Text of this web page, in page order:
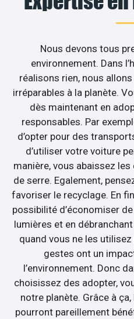
Nous devons tous
environnement. Dans
réalisons rien, nous
irréparables à la planète.
dès maintenant en
responsables. Par
d’opter pour des
d’utiliser votre voiture
manière, vous abaissez
de serre. Egalement,
favoriser le recyclage. En
possibilité d’économiser
lumières et en
quand vous ne les
gestes ont un
l’environnement. Donc
choisissez des adopter,
notre planète. Grâce à
pourront pareillement